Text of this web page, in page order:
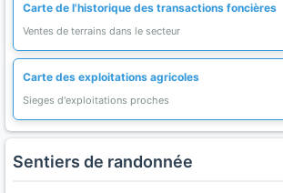
Carte de l'historique des transactions foncières
Ventes de terrains dans le secteur
Carte des exploitations agricoles
Sieges d'exploitations proches
Sentiers de randonnée